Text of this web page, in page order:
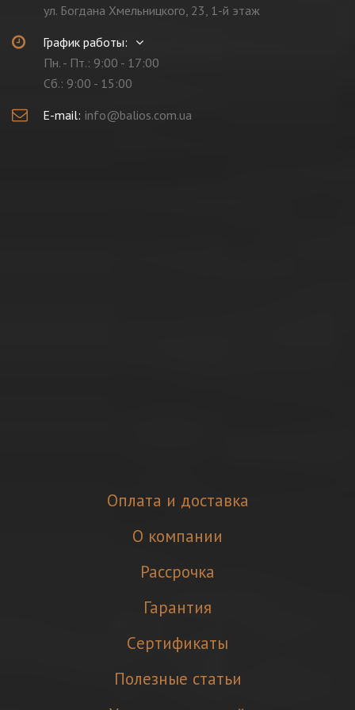
ул. Богдана Хмельницкого, 23, 1-й этаж
График работы:
Пн. - Пт.: 9:00 - 17:00
Cб.: 9:00 - 15:00
E-mail: info@balios.com.ua
Оплата и доставка
О компании
Рассрочка
Гарантия
Cертификаты
Полезные статьи